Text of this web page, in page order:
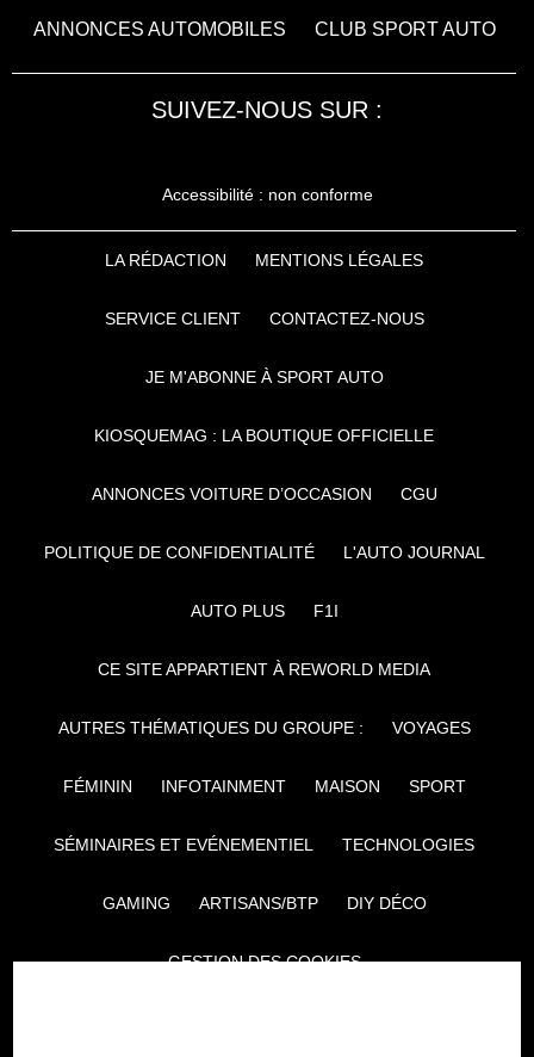
ANNONCES AUTOMOBILES
CLUB SPORT AUTO
SUIVEZ-NOUS SUR :
Accessibilité : non conforme
LA RÉDACTION MENTIONS LÉGALES
SERVICE CLIENT CONTACTEZ-NOUS
JE M'ABONNE À SPORT AUTO
KIOSQUEMAG : LA BOUTIQUE OFFICIELLE
ANNONCES VOITURE D’OCCASION CGU
POLITIQUE DE CONFIDENTIALITÉ L'AUTO JOURNAL
AUTO PLUS F1I
CE SITE APPARTIENT À REWORLD MEDIA
AUTRES THÉMATIQUES DU GROUPE : VOYAGES
FÉMININ INFOTAINMENT MAISON SPORT
SÉMINAIRES ET EVÉNEMENTIEL TECHNOLOGIES
GAMING ARTISANS/BTP DIY DÉCO
GESTION DES COOKIES